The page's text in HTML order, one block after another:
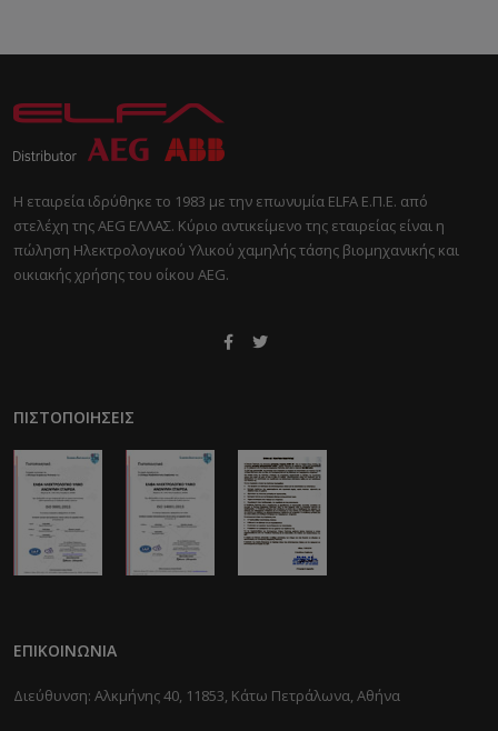
Η εταιρεία ιδρύθηκε το 1983 με την επωνυμία ELFA Ε.Π.Ε. από
στελέχη της AEG ΕΛΛΑΣ. Κύριο αντικείμενο της εταιρείας είναι η
πώληση Ηλεκτρολογικού Υλικού χαμηλής τάσης βιομηχανικής και
οικιακής χρήσης του οίκου AEG.
ΠΙΣΤΟΠΟΙΉΣΕΙΣ
ΕΠΙΚΟΙΝΩΝΊΑ
Διεύθυνση: Αλκμήνης 40, 11853, Κάτω Πετράλωνα, Αθήνα